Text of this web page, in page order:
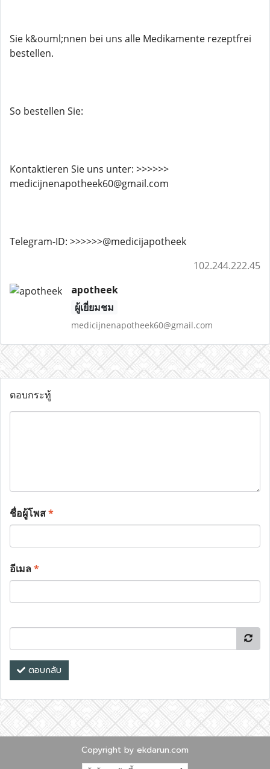
Sie k&ouml;nnen bei uns alle Medikamente rezeptfrei
bestellen.
So bestellen Sie:
Kontaktieren Sie uns unter: >>>>>>
medicijnenapotheek60@gmail.com
Telegram-ID: >>>>>>@medicijapotheek
102.244.222.45
apotheek
ผู้เยี่ยมชม
medicijnenapotheek60@gmail.com
ตอบกระทู้
ชื่อผู้โพส*
อีเมล*
ตอบกลับ
Copyright by ekdarun.com